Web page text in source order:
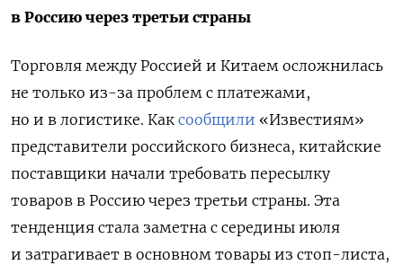
в Россию через третьи страны
Торговля между Россией и Китаем осложнилась
не только из-за проблем с платежами,
но и в логистике. Как сообщили «Известиям»
представители российского бизнеса, китайские
поставщики начали требовать пересылку
товаров в Россию через третьи страны. Эта
тенденция стала заметна с середины июля
и затрагивает в основном товары из стоп-листа,